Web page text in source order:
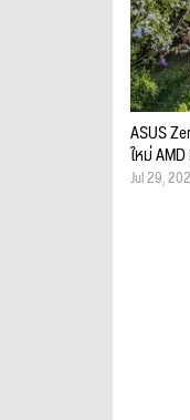
ASUS
ใหม่
Jul 29,